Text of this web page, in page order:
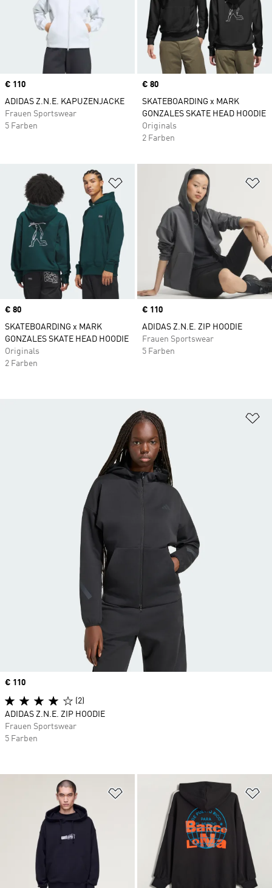
Price
€ 110
ADIDAS Z.N.E. KAPUZENJACKE
Frauen Sportswear
5 Farben
Price
€ 80
SKATEBOARDING x MARK
GONZALES SKATE HEAD HOODIE
Originals
2 Farben
Zur Wunschliste hinzufügen
Price
€ 80
SKATEBOARDING x MARK
GONZALES SKATE HEAD HOODIE
Originals
2 Farben
Price
€ 110
ADIDAS Z.N.E. ZIP HOODIE
Frauen Sportswear
5 Farben
Zur Wunschliste hinzufügen
Price
€ 110
(2)
ADIDAS Z.N.E. ZIP HOODIE
Frauen Sportswear
5 Farben